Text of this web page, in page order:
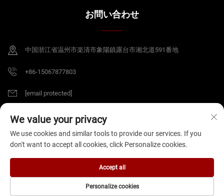
お問い合わせ
中国浙江省温州市楽清市象陽鎮露台市湘北道591番地
+86-15067877803
[email protected]
Copyright © 2026 中国浙江省B&J Electrical Co.,Ltd. すべての権利を有します。
プライバシーポリシー
We value your privacy
We use cookies and similar tools to provide our services. If you
don't want to accept all cookies, click Personalize cookies.
Personalize cookies
Accept all